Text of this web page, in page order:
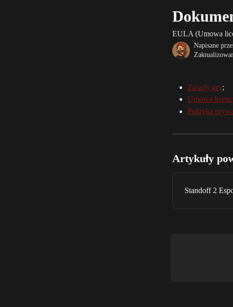
EULA (Umowa
Napisane
Zasady gry;
Umowa
Polityka
Artykuły
Standoff 2